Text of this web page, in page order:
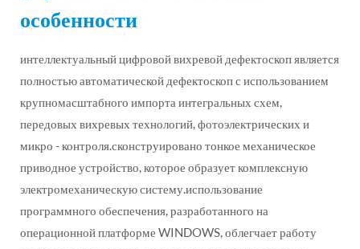
особенности
интеллектуальный цифровой вихревой дефектоскоп является
полностью автоматической дефектоскоп с использованием
крупномасштабного импорта интегральных схем,
передовых вихревых технологий, фотоэлектрических и
микро - контроля.сконструировано тонкое механическое
приводное устройство, которое образует комплексную
электромеханическую систему.использование
программного обеспечения, разработанного на
операционной платформе WINDOWS, облегчает работу